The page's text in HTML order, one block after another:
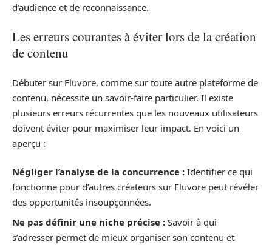
d’audience et de reconnaissance.
Les erreurs courantes à éviter lors de la création
de contenu
Débuter sur Fluvore, comme sur toute autre plateforme de
contenu, nécessite un savoir-faire particulier. Il existe
plusieurs erreurs récurrentes que les nouveaux utilisateurs
doivent éviter pour maximiser leur impact. En voici un
aperçu :
Négliger l’analyse de la concurrence : Identifier ce qui
fonctionne pour d’autres créateurs sur Fluvore peut révéler
des opportunités insoupçonnées.
Ne pas définir une niche précise : Savoir à qui
s’adresser permet de mieux organiser son contenu et